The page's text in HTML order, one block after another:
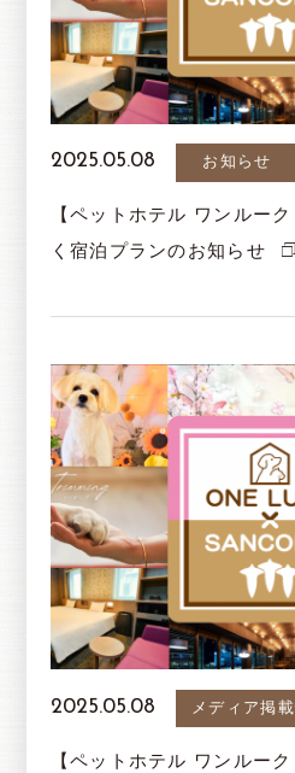
2025.05.08 お知らせ
【ペットホテル ワンルー
く宿泊プランのお知らせ
2025.05.08 メディア掲
【ペットホテル ワンルー